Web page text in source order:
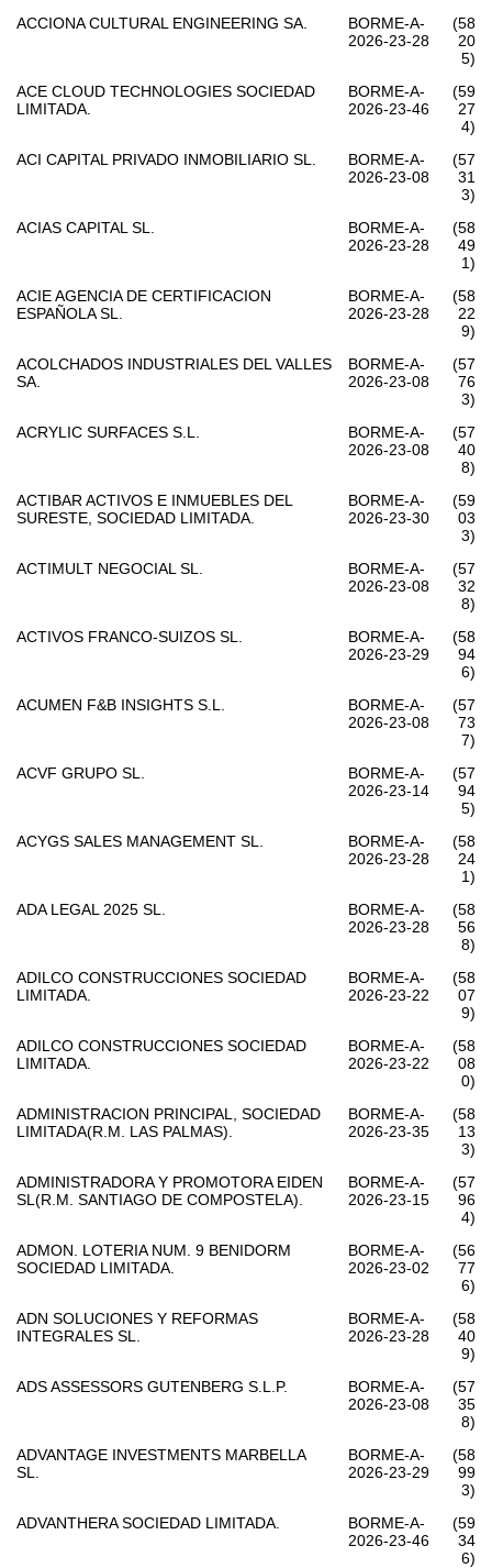
ACCIONA CULTURAL ENGINEERING SA.
BORME-A-
2026-23-28
(58
20
5)
ACE CLOUD TECHNOLOGIES SOCIEDAD
LIMITADA.
BORME-A-
2026-23-46
(59
27
4)
ACI CAPITAL PRIVADO INMOBILIARIO SL.
BORME-A-
2026-23-08
(57
31
3)
ACIAS CAPITAL SL.
BORME-A-
2026-23-28
(58
49
1)
ACIE AGENCIA DE CERTIFICACION
ESPAÑOLA SL.
BORME-A-
2026-23-28
(58
22
9)
ACOLCHADOS INDUSTRIALES DEL VALLES
SA.
BORME-A-
2026-23-08
(57
76
3)
ACRYLIC SURFACES S.L.
BORME-A-
2026-23-08
(57
40
8)
ACTIBAR ACTIVOS E INMUEBLES DEL
SURESTE, SOCIEDAD LIMITADA.
BORME-A-
2026-23-30
(59
03
3)
ACTIMULT NEGOCIAL SL.
BORME-A-
2026-23-08
(57
32
8)
ACTIVOS FRANCO-SUIZOS SL.
BORME-A-
2026-23-29
(58
94
6)
ACUMEN F&B INSIGHTS S.L.
BORME-A-
2026-23-08
(57
73
7)
ACVF GRUPO SL.
BORME-A-
2026-23-14
(57
94
5)
ACYGS SALES MANAGEMENT SL.
BORME-A-
2026-23-28
(58
24
1)
ADA LEGAL 2025 SL.
BORME-A-
2026-23-28
(58
56
8)
ADILCO CONSTRUCCIONES SOCIEDAD
LIMITADA.
BORME-A-
2026-23-22
(58
07
9)
ADILCO CONSTRUCCIONES SOCIEDAD
LIMITADA.
BORME-A-
2026-23-22
(58
08
0)
ADMINISTRACION PRINCIPAL, SOCIEDAD
LIMITADA(R.M. LAS PALMAS).
BORME-A-
2026-23-35
(58
13
3)
ADMINISTRADORA Y PROMOTORA EIDEN
SL(R.M. SANTIAGO DE COMPOSTELA).
BORME-A-
2026-23-15
(57
96
4)
ADMON. LOTERIA NUM. 9 BENIDORM
SOCIEDAD LIMITADA.
BORME-A-
2026-23-02
(56
77
6)
ADN SOLUCIONES Y REFORMAS
INTEGRALES SL.
BORME-A-
2026-23-28
(58
40
9)
ADS ASSESSORS GUTENBERG S.L.P.
BORME-A-
2026-23-08
(57
35
8)
ADVANTAGE INVESTMENTS MARBELLA
SL.
BORME-A-
2026-23-29
(58
99
3)
ADVANTHERA SOCIEDAD LIMITADA.
BORME-A-
2026-23-46
(59
34
6)